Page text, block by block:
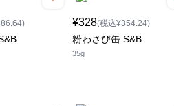
¥328(税込¥354.24)
粉わさび缶 S&B
35g